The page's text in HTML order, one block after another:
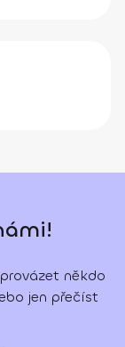
někdo
jen přečíst